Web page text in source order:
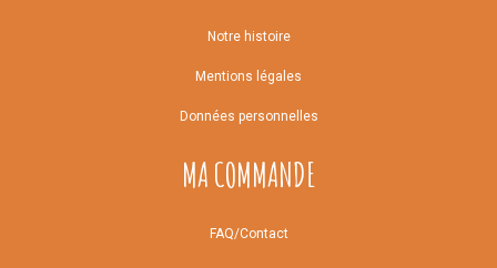
Notre histoire
Mentions légales
Données personnelles
MA COMMANDE
FAQ/Contact